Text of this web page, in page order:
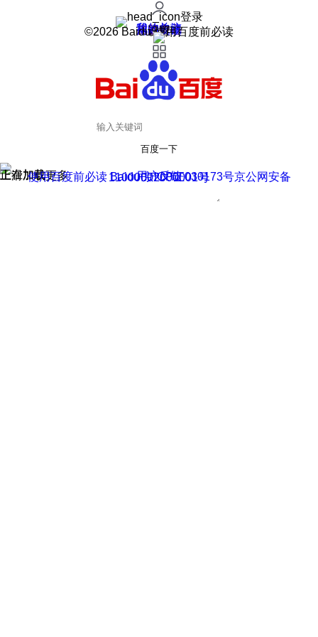
登录
我的关注
我的收藏
皮肤中心
用户反馈
设置
©2026 Baidu 使用百度前必读
百度一下
正在加载
上滑加载更多 用户反馈
使用百度前必读 Baidu 京ICP证030173号
京公网安备11000002000001号